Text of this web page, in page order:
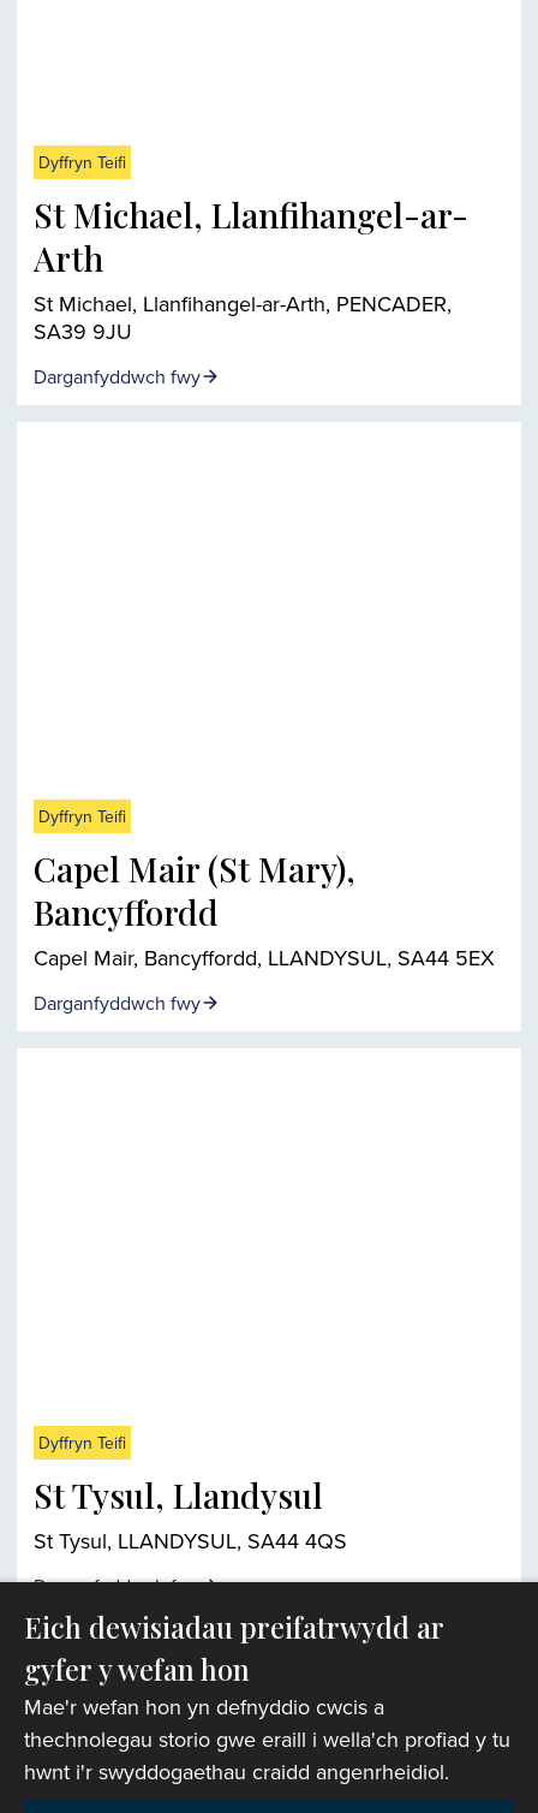
Dyffryn Teifi
St Michael, Llanfihangel-ar-
Arth
St Michael, Llanfihangel-ar-Arth, PENCADER,
SA39 9JU
Darganfyddwch fwy
Dyffryn Teifi
Capel Mair (St Mary),
Bancyffordd
Capel Mair, Bancyffordd, LLANDYSUL, SA44 5EX
Darganfyddwch fwy
Dyffryn Teifi
St Tysul, Llandysul
St Tysul, LLANDYSUL, SA44 4QS
Darganfyddwch fwy
Chwiliwr eglwysi
Eich dewisiadau preifatrwydd ar
gyfer y wefan hon
Mae'r wefan hon yn defnyddio cwcis a
thechnolegau storio gwe eraill i wella'ch profiad y tu
hwnt i'r swyddogaethau craidd angenrheidiol.